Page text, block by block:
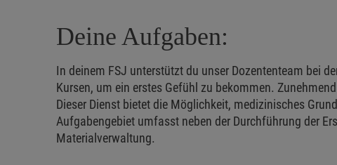
Deine Aufgaben:
In deinem FSJ unterstützt du unser Dozententeam bei
Kursen, um ein erstes Gefühl zu bekommen.
Dieser Dienst bietet die Möglichkeit, medizinisches
Aufgabengebiet umfasst neben der Durchführung der
Materialverwaltung.